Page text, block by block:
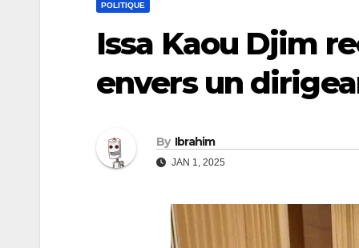
POLITIQUE
Issa Kaou Djim
envers un
By Ibrahim
JAN 1, 2025